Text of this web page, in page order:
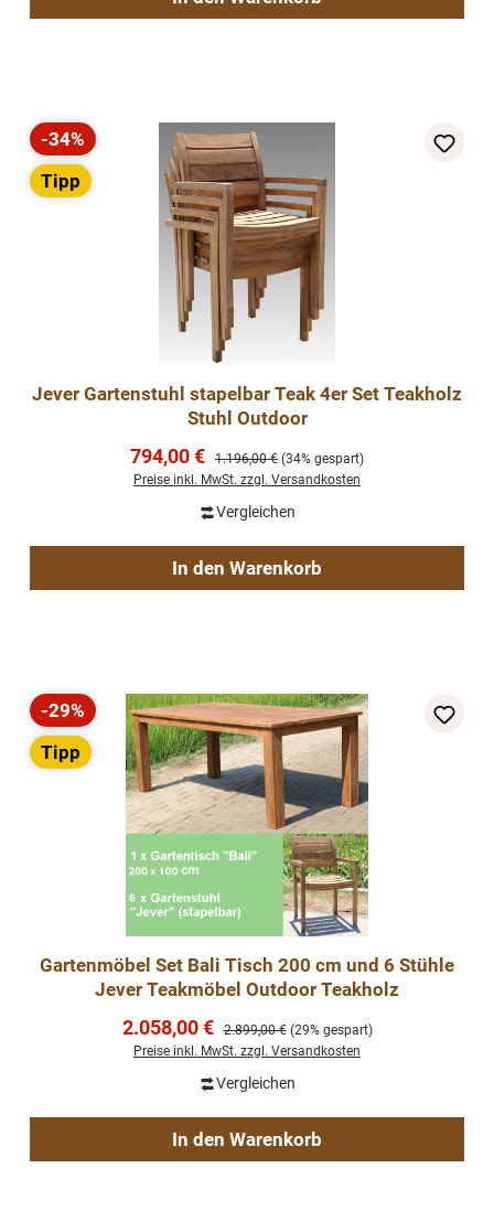
Rabatt
-34%
Tipp
Jever Gartenstuhl stapelbar Teak 4er Set Teakholz
Stuhl Outdoor
Verkaufspreis:
794,00 € Regulärer Preis:
1.196,00 € (34% gespart)
Preise inkl. MwSt. zzgl. Versandkosten
Vergleichen
In den Warenkorb
Rabatt
-29%
Tipp
Gartenmöbel Set Bali Tisch 200 cm und 6 Stühle
Jever Teakmöbel Outdoor Teakholz
Verkaufspreis:
2.058,00 € Regulärer Preis:
2.899,00 € (29% gespart)
Preise inkl. MwSt. zzgl. Versandkosten
Vergleichen
In den Warenkorb